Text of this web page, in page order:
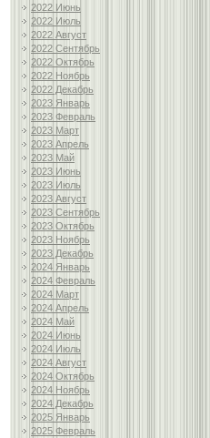
2022 Июнь
2022 Июль
2022 Август
2022 Сентябрь
2022 Октябрь
2022 Ноябрь
2022 Декабрь
2023 Январь
2023 Февраль
2023 Март
2023 Апрель
2023 Май
2023 Июнь
2023 Июль
2023 Август
2023 Сентябрь
2023 Октябрь
2023 Ноябрь
2023 Декабрь
2024 Январь
2024 Февраль
2024 Март
2024 Апрель
2024 Май
2024 Июнь
2024 Июль
2024 Август
2024 Октябрь
2024 Ноябрь
2024 Декабрь
2025 Январь
2025 Февраль